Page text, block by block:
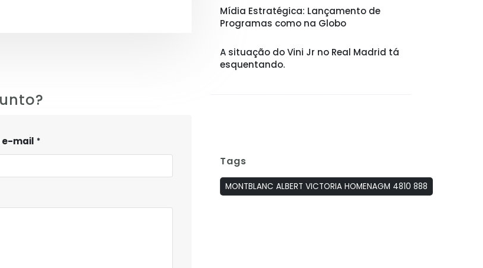
e-mail
Mídia Estratégica: Lançamento de
Programas como na Globo
A situação do Vini Jr no Real Madrid tá
esquentando.
Tags
MONTBLANC ALBERT VICTORIA HOMENAGM 4810 888